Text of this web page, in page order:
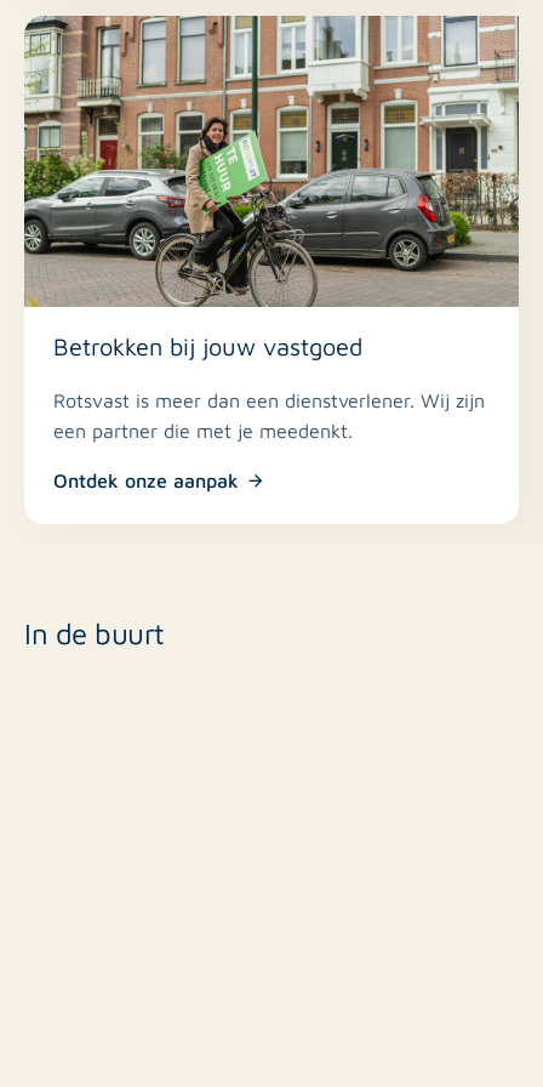
Mocht u geïnteresseerd zijn in de woning, dan
ontvangen wij graag na de bezichtiging inzage in uw
persoonlijke- en financiële situatie (minimaal kopie
paspoort, drie recente salarisstroken en een getekende
arbeidsovereenkomst en werkgeversverklaring).
Interesse in deze woning? Reageer dan snel online!
Betrokken bij jouw vastgoed
Rotsvast is meer dan een dienstverlener. Wij zijn
een partner die met je meedenkt.
Ontdek onze aanpak
In de buurt